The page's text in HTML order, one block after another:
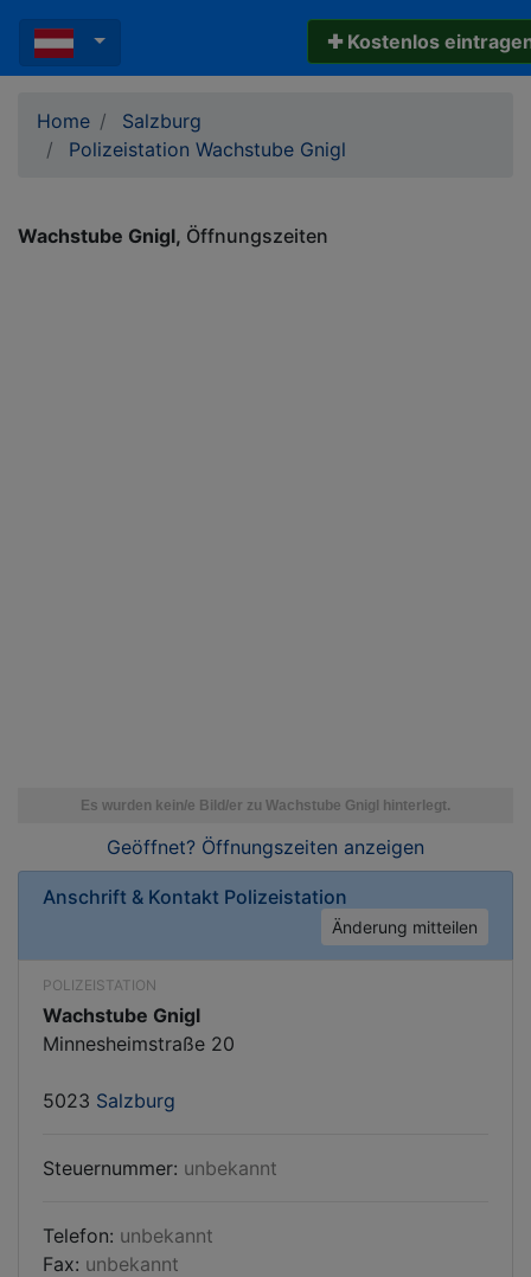
✚ Kostenlos
Home
Salzburg
Polizeistation Wachstube Gnigl
Wachstube Gnigl Öffnungszeiten
Geöffnet? Öffnungszeiten anzeigen
Anschrift & Kontakt Polizeistation
Änderung mitteilen
POLIZEISTATION
Wachstube Gnigl
Minnesheimstraße 20
5023 Salzburg
Steuernummer: unbekannt
Telefon: unbekannt
Fax: unbekannt